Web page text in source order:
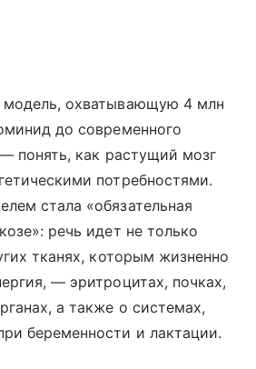
модель, охватывающую 4 млн
до современного
понять, как растущий мозг
потребностями.
стала «обязательная
речь идет не только
тканях, которым жизненно
— эритроцитах, почках,
а также о системах,
беременности и лактации.